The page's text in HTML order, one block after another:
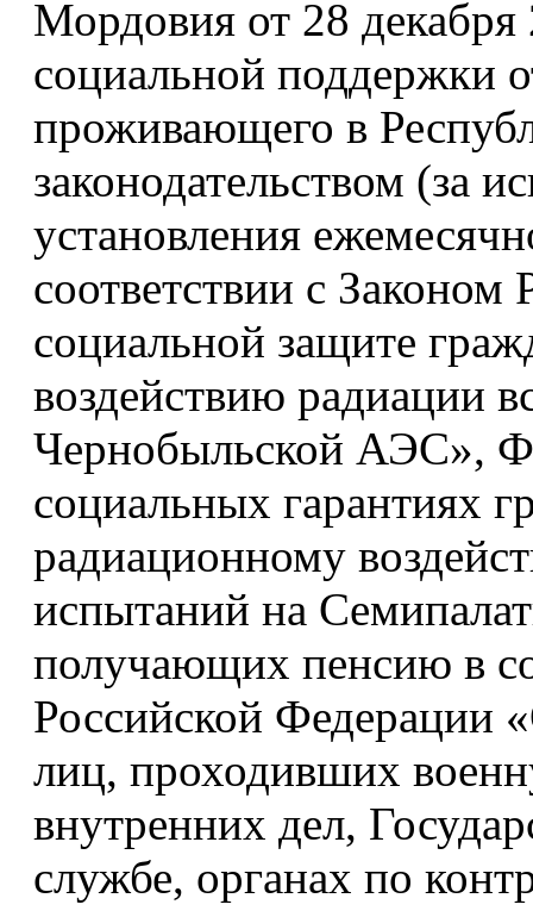
Мордовия от 28
социальной поддержки
проживающего в
законодательством (за
установления
соответствии с
социальной защите
воздействию радиации
Чернобыльской АЭС»,
социальных гарантиях
радиационному
испытаний на
получающих пенсию в
Российской Федерации
лиц, проходивших
внутренних дел,
службе, органах по